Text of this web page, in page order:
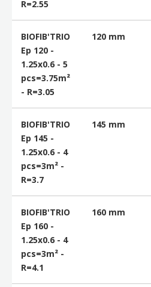
R=2.55
BIOFIB'TRIO
Ep 120 -
1.25x0.6 - 5
pcs=3.75m²
- R=3.05
120 mm
BIOFIB'TRIO
Ep 145 -
1.25x0.6 - 4
pcs=3m² -
R=3.7
145 mm
BIOFIB'TRIO
Ep 160 -
1.25x0.6 - 4
pcs=3m² -
R=4.1
160 mm